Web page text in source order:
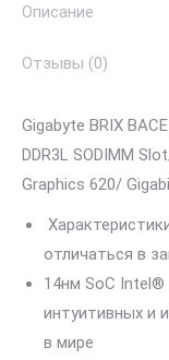
Описание
Отзывы (0)
Gigabyte BRIX
DDR3L SODIMM
Graphics 620/
отличаться в
14нм SoC
интуитивных и
в мире